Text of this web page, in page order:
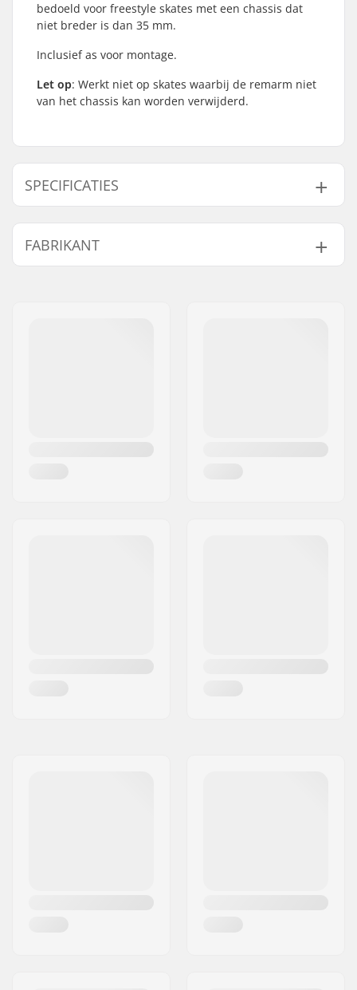
bedoeld voor freestyle skates met een chassis dat
niet breder is dan 35 mm.
Inclusief as voor montage.
Let op: Werkt niet op skates waarbij de remarm niet
van het chassis kan worden verwijderd.
SPECIFICATIES
As:
Inclusief
Brake mounting bolt:
FABRIKANT